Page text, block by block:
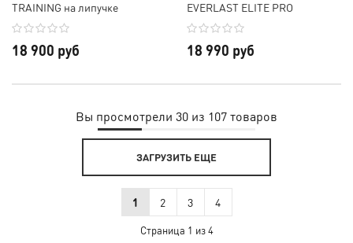
TRAINING на липучке
18 900 руб
EVERLAST ELITE PRO
18 990 руб
Вы просмотрели 30 из 107 товаров
ЗАГРУЗИТЬ ЕЩЕ
1 2 3 4
Страница 1 из 4